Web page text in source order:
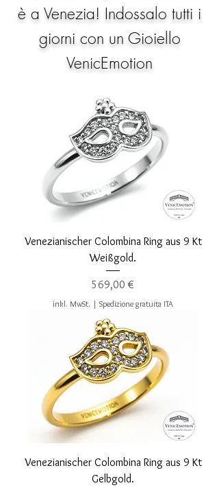
è a Venezia! Indossalo tutti i
giorni con un Gioiello
VenicEmotion
Venezianischer Colombina Ring aus 9 Kt
Weißgold.
Preis
569,00 €
inkl. MwSt. | Spedizione gratuita ITA
Venezianischer Colombina Ring aus 9 Kt
Gelbgold.